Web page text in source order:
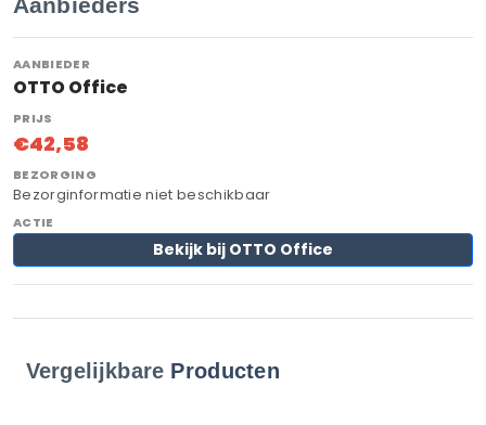
OTTO Office
€42,58
Bezorginformatie niet beschikbaar
Bekijk bij OTTO Office
Vergelijkbare Producten